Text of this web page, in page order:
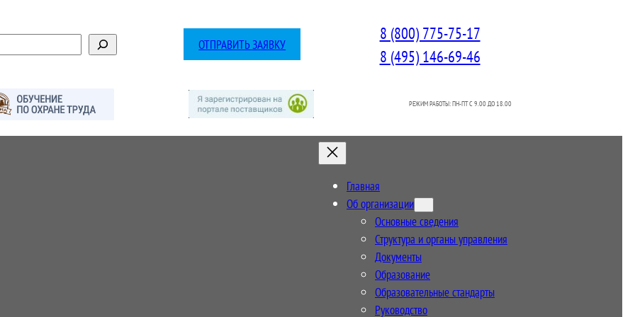
ОТПРАВИТЬ ЗАЯВКУ
8 (800) 775-75-17
8 (495) 146-69-46
РЕЖИМ РАБОТЫ: ПН-ПТ C 9.00 ДО 18.00
Главная
Об организации
Основные сведения
Структура и органы управления
Документы
Образование
Образовательные стандарты
Руководство